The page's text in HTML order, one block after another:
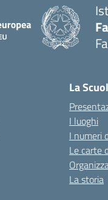
La
I luoghi
I numeri
Le carte
La storia